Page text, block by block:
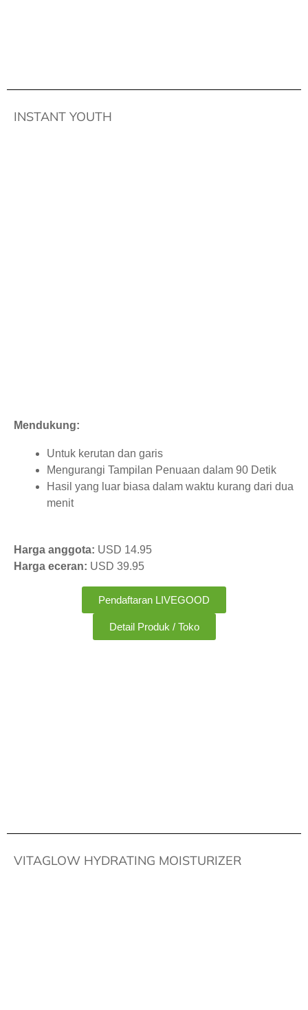
INSTANT YOUTH
Mendukung:
Untuk kerutan dan garis
Mengurangi Tampilan Penuaan dalam 90 Detik
Hasil yang luar biasa dalam waktu kurang dari dua
menit
Harga anggota: USD 14.95
Harga eceran: USD 39.95
Pendaftaran LIVEGOOD
Detail Produk / Toko
VITAGLOW HYDRATING MOISTURIZER